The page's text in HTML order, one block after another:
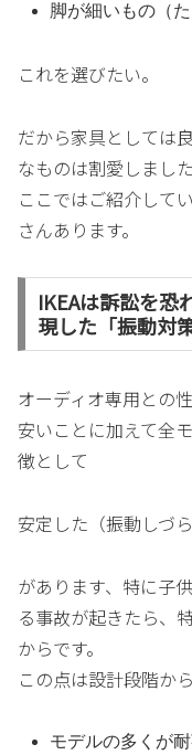
脚が細いもの（
これを選びたい。
だから家具としては
なものは割愛しました
ここではご紹介して
さんあります。
IKEAは訴訟を恐
現した「振動対策
オーディオ専用との
安いことに加えて全
徴として
安定した（振動しづ
があります、特に子
る事故が起きたら、
からです。
この点は設計段階か
モデルの多くが